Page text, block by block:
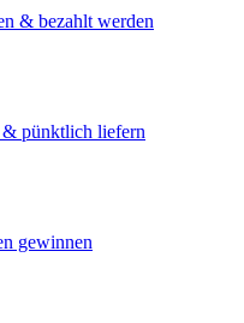
& bezahlt werden
pünktlich liefern
gewinnen